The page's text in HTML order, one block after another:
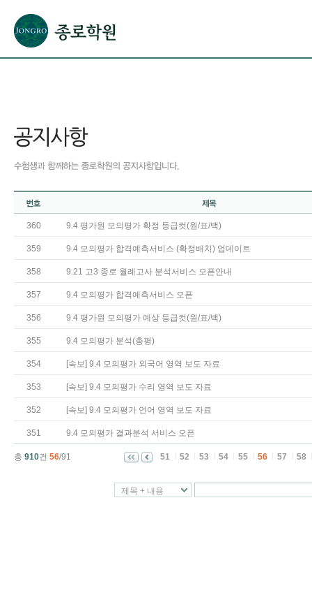
360 9.4 평가원 모의평가 확정 등급컷(원/표/백)
359 9.4 모의평가 합격예측서비스 (확정배치) 업데이트
358 9.21 고3 종로 월례고사 분석서비스 오픈안내
357 9.4 모의평가 합격예측서비스 오픈
356 9.4 평가원 모의평가 예상 등급컷(원/표/백)
355 9.4 모의평가 분석(총평)
354 [속보] 9.4 모의평가 외국어 영역 보도 자료
353 [속보] 9.4 모의평가 수리 영역 보도 자료
352 [속보] 9.4 모의평가 언어 영역 보도 자료
351 9.4 모의평가 결과분석 서비스 오픈
총 910건 56/91 51 52 53 54 55 56 57 58
제목 + 내용